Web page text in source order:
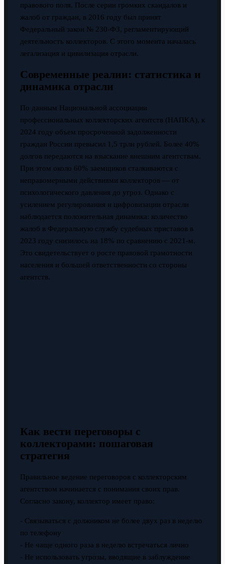
правового поля. После серии громких скандалов и
жалоб от граждан, в 2016 году был принят
Федеральный закон № 230-ФЗ, регламентирующий
деятельность коллекторов. С этого момента началась
легализация и цивилизация отрасли.
Современные реалии: статистика и
динамика отрасли
По данным Национальной ассоциации
профессиональных коллекторских агентств (НАПКА), к
2024 году объем просроченной задолженности
граждан России превысил 1,5 трлн рублей. Более 40%
долгов передаются на взыскание внешним агентствам.
При этом около 60% заемщиков сталкиваются с
неправомерными действиями коллекторов — от
психологического давления до угроз. Однако с
усилением регулирования и цифровизации отрасли
наблюдается положительная динамика: количество
жалоб в Федеральную службу судебных приставов в
2023 году снизилось на 18% по сравнению с 2021-м.
Это свидетельствует о росте правовой грамотности
населения и большей ответственности со стороны
агентств.
Как вести переговоры с
коллекторами: пошаговая
стратегия
Правильное ведение переговоров с коллекторским
агентством начинается с понимания своих прав.
Согласно закону, коллектор имеет право:
- Связываться с должником не более двух раз в неделю
по телефону
- Не чаще одного раза в неделю встречаться лично
- Не использовать угрозы, вводящие в заблуждение